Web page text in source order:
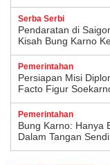
Serba Serbi
Pendaratan di
Kisah Bung Karno
Pemerintahan
Persiapan Misi
Facto Figur
Pemerintahan
Bung Karno: Hanya
Dalam Tangan